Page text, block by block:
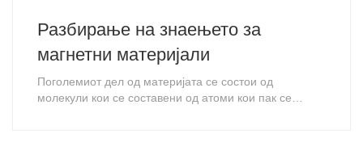
Разбирање на знаењето за
магнетни материјали
Поголемиот дел од материјата се состои од
молекули кои се составени од атоми кои пак се